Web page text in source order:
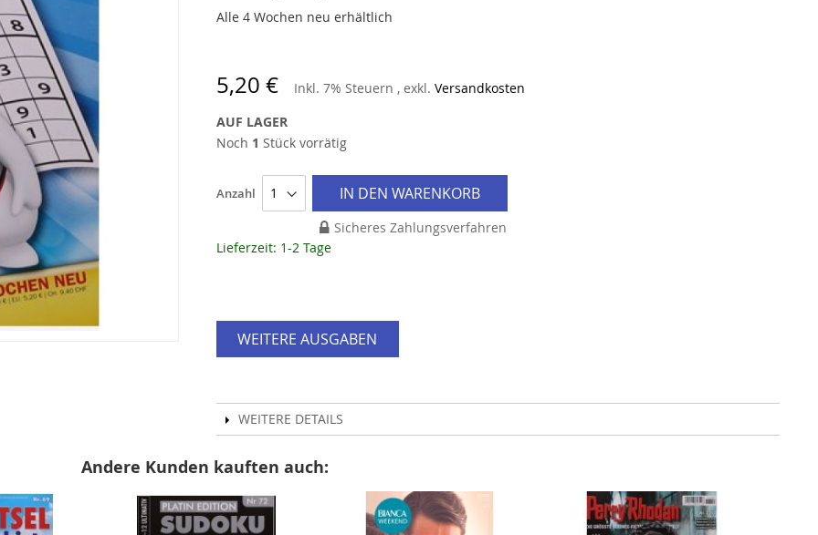
Alle 4 Wochen neu erhältlich
5,20 € Inkl. 7% Steuern , exkl. Versandkosten
AUF LAGER
Noch 1 Stück vorrätig
Anzahl IN DEN WARENKORB
Sicheres Zahlungsverfahren
Lieferzeit: 1-2 Tage
WEITERE AUSGABEN
WEITERE DETAILS
Andere Kunden kauften auch: